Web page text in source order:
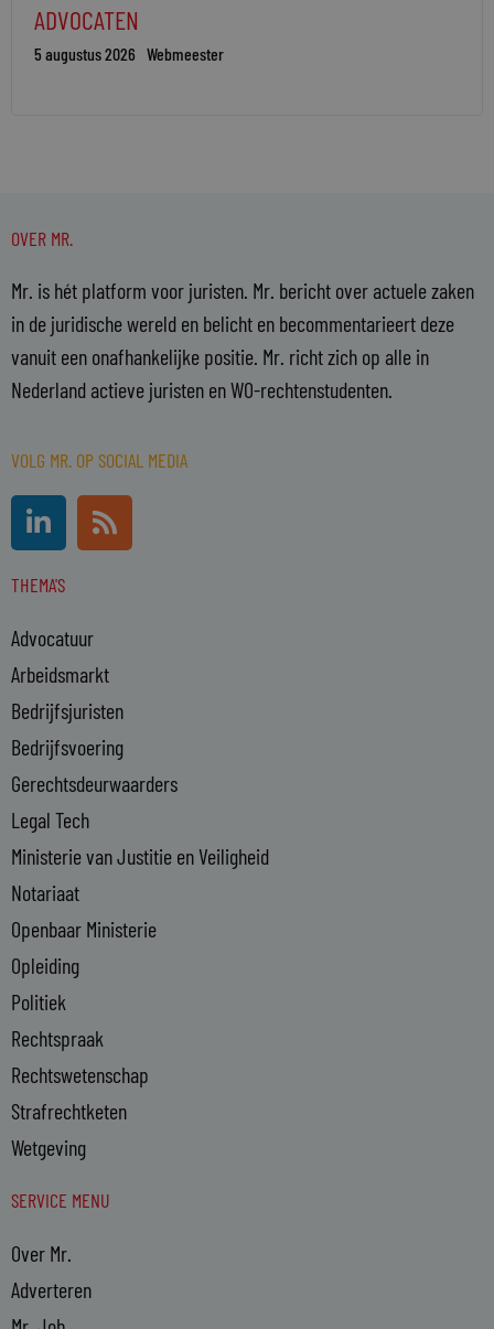
ADVOCATEN
5 augustus 2026 Webmeester
OVER MR.
Mr. is hét platform voor juristen. Mr. bericht over actuele zaken
in de juridische wereld en belicht en becommentarieert deze
vanuit een onafhankelijke positie. Mr. richt zich op alle in
Nederland actieve juristen en WO-rechtenstudenten.
VOLG MR. OP SOCIAL MEDIA
L
i
n
k
d
i
n
-
i
n
R
s
s
THEMA'S
Advocatuur
Arbeidsmarkt
Bedrijfsjuristen
Bedrijfsvoering
Gerechtsdeurwaarders
Legal Tech
Ministerie van Justitie en Veiligheid
Notariaat
Openbaar Ministerie
Opleiding
Politiek
Rechtspraak
Rechtswetenschap
Strafrechtketen
Wetgeving
SERVICE MENU
Over Mr.
Adverteren